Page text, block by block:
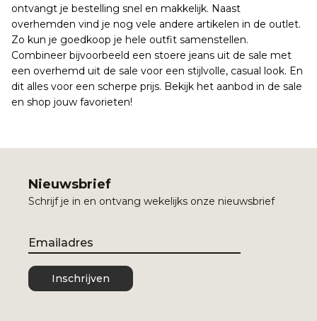
ontvangt je bestelling snel en makkelijk. Naast
overhemden vind je nog vele andere artikelen in de outlet.
Zo kun je goedkoop je hele outfit samenstellen.
Combineer bijvoorbeeld een stoere jeans uit de sale met
een overhemd uit de sale voor een stijlvolle, casual look. En
dit alles voor een scherpe prijs. Bekijk het aanbod in de sale
en shop jouw favorieten!
Nieuwsbrief
Schrijf je in en ontvang wekelijks onze nieuwsbrief
Email
Inschrijven